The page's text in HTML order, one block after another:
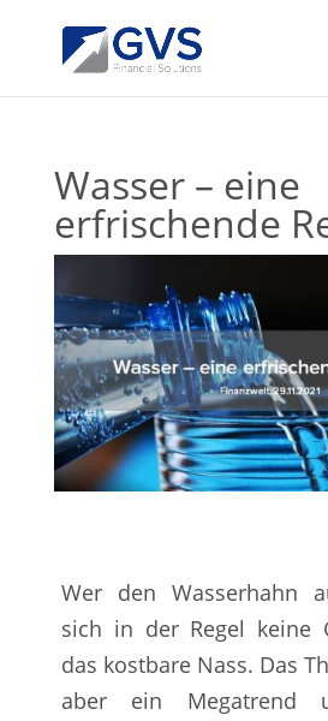
Wasser – eine
erfrischende
Wer den Wasserhahn
sich in der Regel keine
das kostbare Nass. Das
aber ein Megatrend